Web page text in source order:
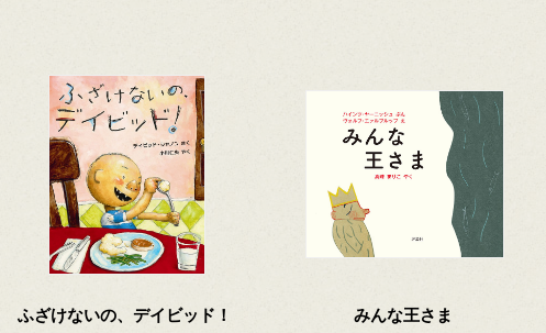
ふざけないの、デイビッド！ みんな王さま